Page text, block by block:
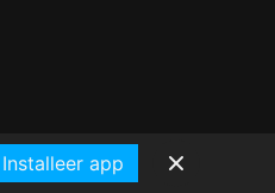
Installeer app